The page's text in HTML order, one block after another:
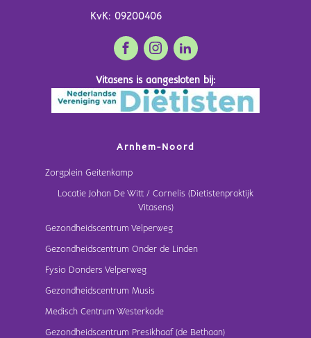
KvK: 09200406
Vitasens is aangesloten bij:
Arnhem-Noord
Zorgplein Geitenkamp
Locatie Johan De Witt / Cornelis (Dietistenpraktijk
Vitasens)
Gezondheidscentrum Velperweg
Gezondheidscentrum Onder de Linden
Fysio Donders Velperweg
Gezondheidscentrum Musis
Medisch Centrum Westerkade
Gezondheidscentrum Presikhaaf (de Bethaan)